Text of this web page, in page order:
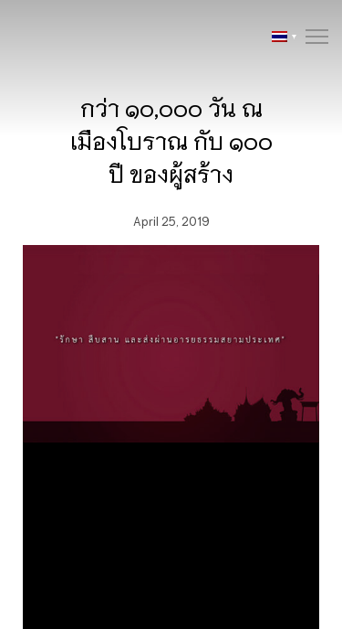
กว่า ๑๐,๐๐๐ วัน ณ
เมืองโบราณ กับ ๑๐๐
ปี ของผู้สร้าง
April 25, 2019